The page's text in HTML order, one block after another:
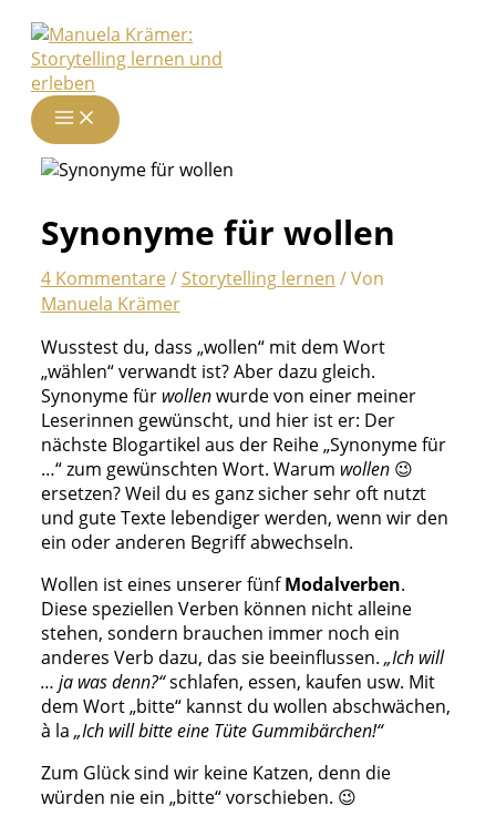
Zum
Inhalt
springen
Synonyme für wollen
4 Kommentare/Storytelling lernen / Von
Manuela Krämer
Wusstest du, dass „wollen“ mit dem Wort
„wählen“ verwandt ist? Aber dazu gleich.
Synonyme für wollenwurde von einer meiner
Leserinnen gewünscht, und hier ist er: Der
nächste Blogartikel aus der Reihe „Synonyme für
…“ zum gewünschten Wort. Warum wollen😉
ersetzen? Weil du es ganz sicher sehr oft nutzt
und gute Texte lebendiger werden, wenn wir den
ein oder anderen Begriff abwechseln.
Wollen ist eines unserer fünfModalverben.
Diese speziellen Verben können nicht alleine
stehen, sondern brauchen immer noch ein
anderes Verb dazu, das sie beeinflussen. „Ich will
… ja was denn?“schlafen, essen, kaufen usw. Mit
dem Wort „bitte“ kannst du wollen abschwächen,
à la „Ich will bitte eine Tüte Gummibärchen!“
Zum Glück sind wir keine Katzen, denn die
würden nie ein „bitte“ vorschieben. 😉